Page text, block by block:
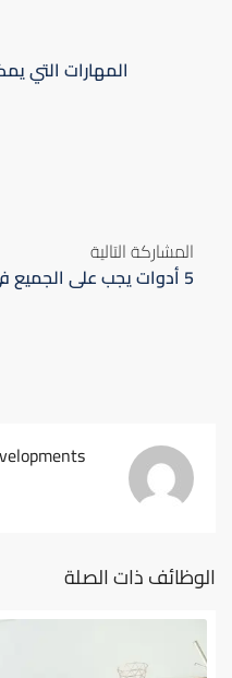
المهارات التي
المشاركة التالية
5 أدوات يجب على الجميع في مجال العقارات استخدامها
الوظائف ذات الصلة